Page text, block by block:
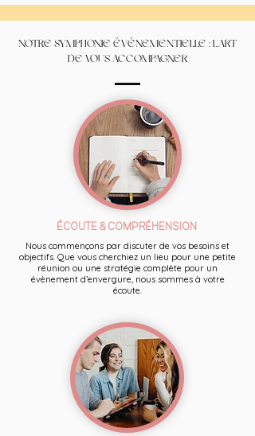
NOTRE SYMPHONIE ÉVÉNEMENTIELLE : L'ART
DE VOUS ACCOMPAGNER
ÉCOUTE & COMPRÉHENSION
Nous commençons par discuter de vos besoins et
objectifs. Que vous cherchiez un lieu pour une petite
réunion ou une stratégie complète pour un
évènement d’envergure, nous sommes à votre
écoute.